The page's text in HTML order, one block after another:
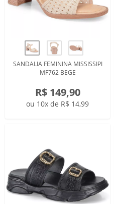
SANDALIA FEMININA MISSISSIPI
MF762 BEGE
R$ 149,90
ou 10x de R$ 14,99